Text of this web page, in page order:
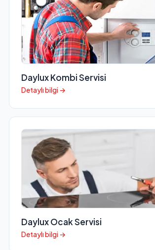
Daylux Kombi Servisi
Detaylı bilgi →
Daylux Ocak Servisi
Detaylı bilgi →